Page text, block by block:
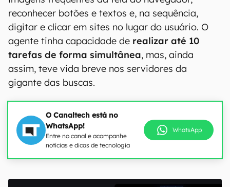
reconhecer botões e textos e, na sequência,
digitar e clicar em sites no lugar do usuário. O
agente tinha capacidade de realizar até 10
tarefas de forma simultânea, mas, ainda
assim, teve vida breve nos servidores da
gigante das buscas.
O Canaltech está no
WhatsApp!
Entre no canal e acompanhe
notícias e dicas de tecnologia
WhatsApp